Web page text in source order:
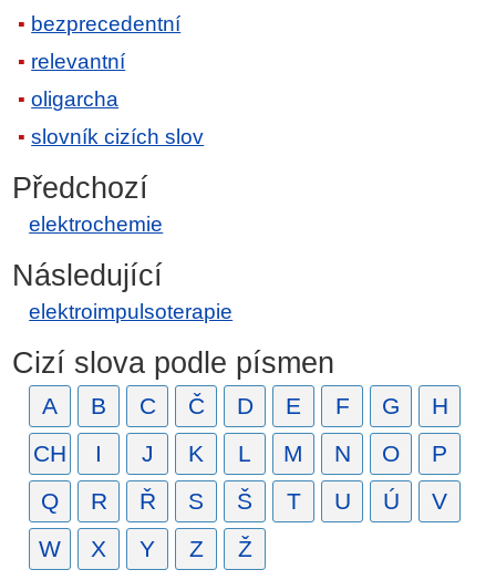
bezprecedentní
relevantní
oligarcha
slovník cizích slov
Předchozí
elektrochemie
Následující
elektroimpulsoterapie
Cizí slova podle písmen
A B C Č D E F G
H
CH
I J K L M N O
P
Q
R Ř S Š T U Ú
V
W
X Y Z Ž